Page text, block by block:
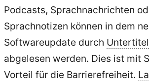
Podcasts, Sprachnachrichten
Sprachnotizen können in dem
Softwareupdate durch Untertitel
abgelesen werden. Dies ist mit
Vorteil für die Barrierefreiheit.